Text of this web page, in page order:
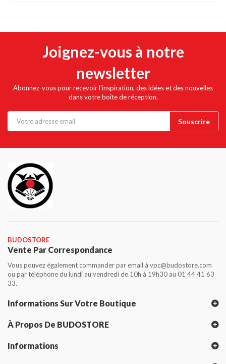
Joignez-vous à notre
newsletter
Abonnez-vous pour recevoir l'inspiration, des idées et des nouvelles
dans votre boîte de réception.
BUDOSTORE
Vente Par Correspondance
Vous pouvez également commander par email à vpc@budostore.com
ou par téléphone du lundi au vendredi de 10h à 19h30 au 01 44 41 63
33.
Informations Sur Votre Boutique
À Propos De BUDOSTORE
Informations